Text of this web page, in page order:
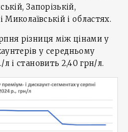
Запорізькій,
Миколаївській і областях.
різниця між цінами у
у середньому
і становить 2,40 грн/л.